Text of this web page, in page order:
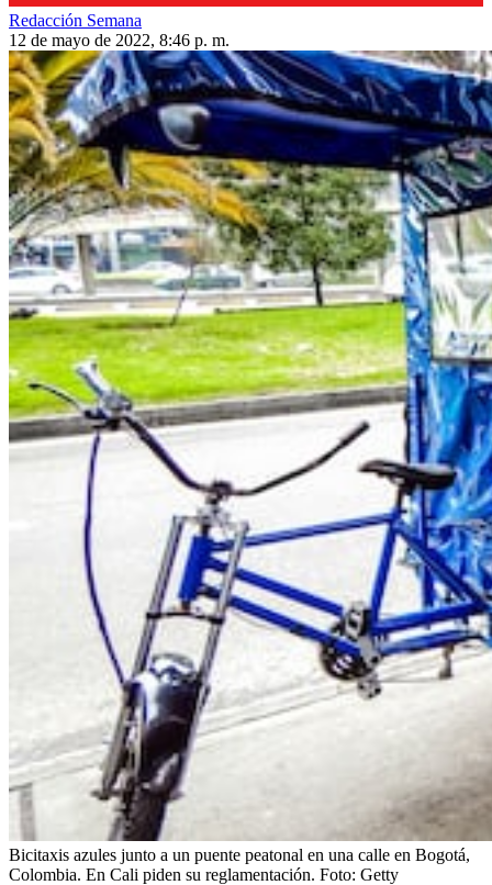
Redacción Semana
12 de mayo de 2022, 8:46 p. m.
Bicitaxis azules junto a un puente peatonal en una calle en Bogotá,
Colombia. En Cali piden su reglamentación. Foto: Getty